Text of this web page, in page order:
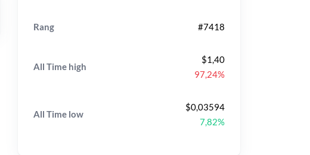
Rang #7418
All Time high
$1,40
97,24%
All Time low
$0,03594
7,82%